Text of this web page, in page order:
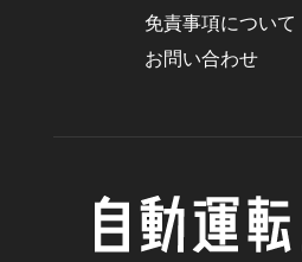
免責事項について
お問い合わせ